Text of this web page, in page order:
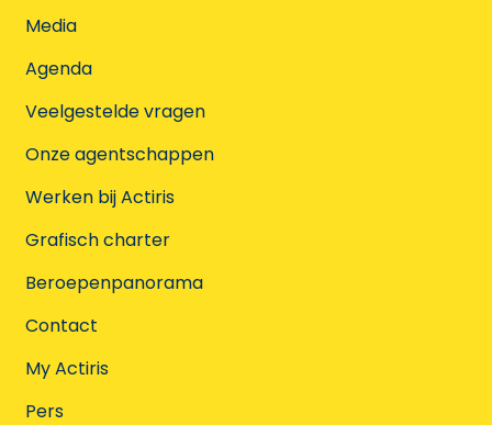
Media
Agenda
Veelgestelde vragen
Onze agentschappen
Werken bij Actiris
Grafisch charter
Beroepenpanorama
Contact
My Actiris
Pers